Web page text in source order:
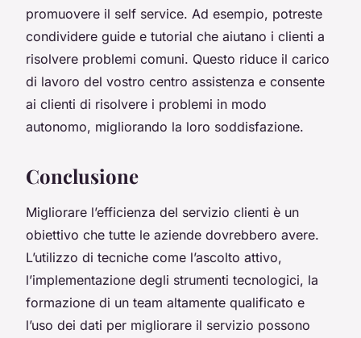
promuovere il self service. Ad esempio, potreste
condividere guide e tutorial che aiutano i clienti a
risolvere problemi comuni. Questo riduce il carico
di lavoro del vostro centro assistenza e consente
ai clienti di risolvere i problemi in modo
autonomo, migliorando la loro soddisfazione.
Conclusione
Migliorare l’efficienza del servizio clienti è un
obiettivo che tutte le aziende dovrebbero avere.
L’utilizzo di tecniche come l’ascolto attivo,
l’implementazione degli strumenti tecnologici, la
formazione di un team altamente qualificato e
l’uso dei dati per migliorare il servizio possono